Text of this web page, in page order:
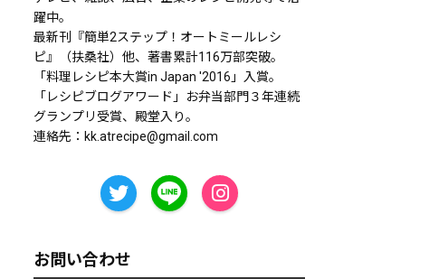
躍中。
最新刊『簡単2ステップ！オートミールレシ
ピ』（扶桑社）他、著書累計116万部突破。
「料理レシピ本大賞in Japan '2016」入賞。
「レシピブログアワード」お弁当部門３年連続
グランプリ受賞、殿堂入り。
連絡先： kk.atrecipe@gmail.com
お問い合わせ